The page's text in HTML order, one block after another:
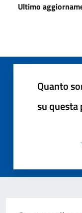
Ultimo
Quanto
su questa